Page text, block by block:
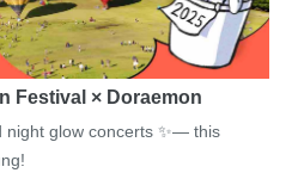
Festival × Doraemon
night glow concerts ✨— this